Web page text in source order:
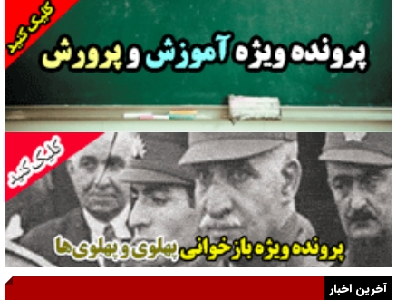
فریاد‌ها و ناله‌های دوستان مبارزدلم را آتش می‌زد
تغییر رویه دشمن در ترور از شیخ فضل‌الله تا مصباح یزدی
خرید قسطی اولش خنده و آخرش گریه است!
فوتبال و آن «بالا»!
راهبرد غافلگیری با نسل جدید پهپاد‌ها
جنجال پزشکان تقلبی در صنعت زیبایی
یهودی‌ها در ادبیات داستانی اروپا؛ از شکسپیر تا دیکنز
گفت‌وگو با خواهر یکی از شهدای جنگ رمضان/ خواهرم فرمانده جهادی و
آخرین اخبار